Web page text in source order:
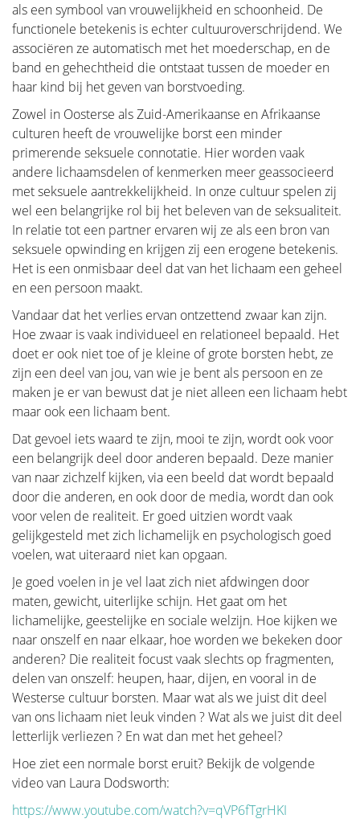
Lymfoedeem en borstkanker
Nazorg borstkankerbehandeling
Quality of life
De levenskwaliteit is een belangrijke factor bij het
omgaan met borstkanker. Daarom is het belangrijk
om coping-mechanismen te vinden die werken, en
die zullen van patiënt tot patiënt verschillen. Voor
sommigen kan dat zijn: plezier vinden in activiteiten
die zij voor de diagnose deden, tijd nemen om te
genieten, vrijwilligerswerk doen, lichaamsbeweging...
Van het grootste belang is dat studies hebben
aangetoond dat het accepteren van de ziekte als een
deel van iemands leven een sleutel is tot effectieve
verwerking, evenals het focussen op mentale kracht
om de patiënt in staat te stellen verder te gaan met
onderwerpen die patiënten tijdens en na de
behandeling ervaren en geven we informatie om
deze aan te pakken.
Kleding en lingerie
Voeding en beweging
Huid, nagels en haar
Psychologie
als een symbool van vrouwelijkheid en schoonheid. De
functionele betekenis is echter cultuuroverschrijdend. We
associëren ze automatisch met het moederschap, en de
band en gehechtheid die ontstaat tussen de moeder en
haar kind bij het geven van borstvoeding.
Zowel in Oosterse als Zuid-Amerikaanse en Afrikaanse
culturen heeft de vrouwelijke borst een minder
primerende seksuele connotatie. Hier worden vaak
andere lichaamsdelen of kenmerken meer geassocieerd
met seksuele aantrekkelijkheid. In onze cultuur spelen zij
wel een belangrijke rol bij het beleven van de seksualiteit.
In relatie tot een partner ervaren wij ze als een bron van
seksuele opwinding en krijgen zij een erogene betekenis.
Het is een onmisbaar deel dat van het lichaam een geheel
en een persoon maakt.
Vandaar dat het verlies ervan ontzettend zwaar kan zijn.
Hoe zwaar is vaak individueel en relationeel bepaald. Het
doet er ook niet toe of je kleine of grote borsten hebt, ze
zijn een deel van jou, van wie je bent als persoon en ze
maken je er van bewust dat je niet alleen een lichaam hebt
maar ook een lichaam bent.
Dat gevoel iets waard te zijn, mooi te zijn, wordt ook voor
een belangrijk deel door anderen bepaald. Deze manier
van naar zichzelf kijken, via een beeld dat wordt bepaald
door die anderen, en ook door de media, wordt dan ook
voor velen de realiteit. Er goed uitzien wordt vaak
gelijkgesteld met zich lichamelijk en psychologisch goed
voelen, wat uiteraard niet kan opgaan.
Je goed voelen in je vel laat zich niet afdwingen door
maten, gewicht, uiterlijke schijn. Het gaat om het
lichamelijke, geestelijke en sociale welzijn. Hoe kijken we
naar onszelf en naar elkaar, hoe worden we bekeken door
anderen? Die realiteit focust vaak slechts op fragmenten,
delen van onszelf: heupen, haar, dijen, en vooral in de
Westerse cultuur borsten. Maar wat als we juist dit deel
van ons lichaam niet leuk vinden ? Wat als we juist dit deel
letterlijk verliezen ? En wat dan met het geheel?
Hoe ziet een normale borst eruit? Bekijk de volgende
video van Laura Dodsworth:
https://www.youtube.com/watch?v=qVP6fTgrHKI